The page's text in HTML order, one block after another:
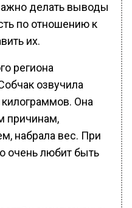
делать выводы
по отношению к
их.
региона
озвучила
Она
причинам,
набрала вес. При
очень любит быть